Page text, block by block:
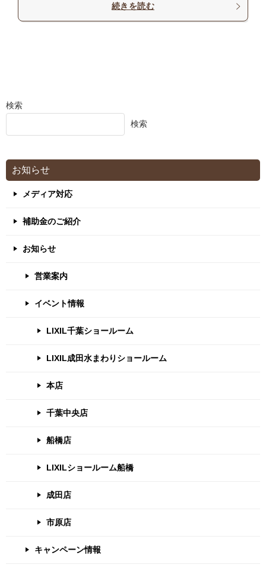
続きを読む
検索
検索
お知らせ
メディア対応
補助金のご紹介
お知らせ
営業案内
イベント情報
LIXIL千葉ショールーム
LIXIL成田水まわりショールーム
本店
千葉中央店
船橋店
LIXILショールーム船橋
成田店
市原店
キャンペーン情報